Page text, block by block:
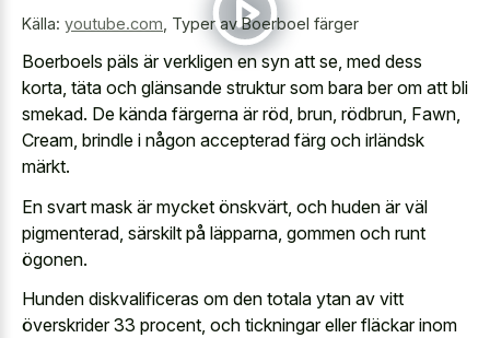
Källa: youtube.com Typer av Boerboel färger
Boerboels päls är verkligen en syn att se, med dess
korta, täta och glänsande struktur som bara ber om att bli
smekad. De kända färgerna är röd, brun, rödbrun, Fawn,
Cream, brindle i någon accepterad färg och irländsk
märkt.
En svart mask är mycket önskvärt, och huden är väl
pigmenterad, särskilt på läpparna, gommen och runt
ögonen.
Hunden diskvalificeras om den totala ytan av vitt
överskrider 33 procent, och tickningar eller fläckar inom